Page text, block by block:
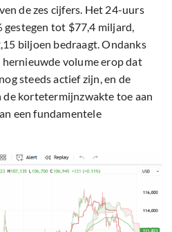
de zes cijfers. Het 24-uurs
gestegen tot $77,4 miljard,
biljoen bedraagt. Ondanks
volume erop dat
steeds actief zijn, en de
de kortetermijnzwakte toe aan
een fundamentele